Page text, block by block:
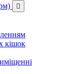

кішок